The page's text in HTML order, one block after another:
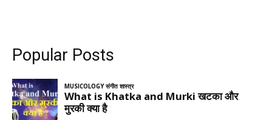
Popular Posts